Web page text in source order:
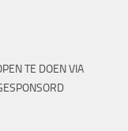
TE DOEN VIA